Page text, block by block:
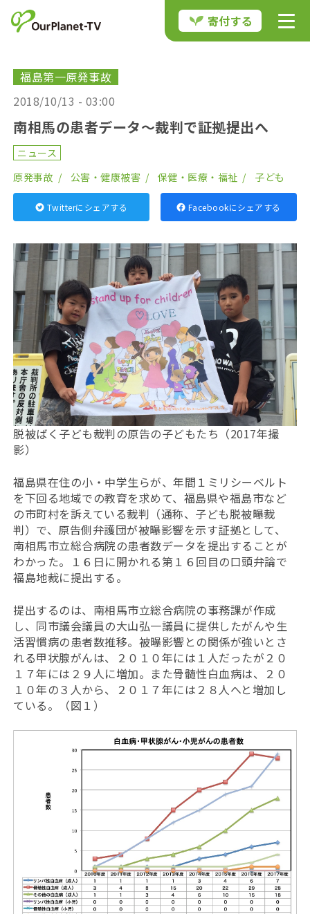
寄付する
福島第一原発事故
2018/10/13 - 03:00
南相馬の患者データ〜裁判で証拠提出へ
ニュース
原発事故
公害・健康被害 保健・医療・福祉 子ども
Twitterにシェアする Facebookにシェアする
脱被ばく子ども裁判の原告の子どもたち（2017年撮
影）
福島県在住の小・中学生らが、年間１ミリシーベルト
を下回る地域での教育を求めて、福島県や福島市など
の市町村を訴えている裁判（通称、子ども脱被曝裁
判）で、原告側弁護団が被曝影響を示す証拠として、
南相馬市立総合病院の患者数データを提出することが
わかった。１６日に開かれる第１６回目の口頭弁論で
福島地裁に提出する。
提出するのは、南相馬市立総合病院の事務課が作成
し、同市議会議員の大山弘一議員に提供したがんや生
活習慣病の患者数推移。被曝影響との関係が強いとさ
れる甲状腺がんは、２０１０年には１人だったが２０
１７年には２９人に増加。また骨髄性白血病は、２０
１０年の３人から、２０１７年には２８人へと増加し
ている。（図１）